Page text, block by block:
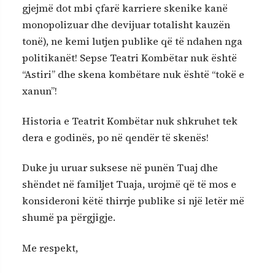
gjejmë dot mbi çfarë karriere skenike kanë
monopolizuar dhe devijuar totalisht kauzën
tonë), ne kemi lutjen publike që të ndahen nga
politikanët! Sepse Teatri Kombëtar nuk është
“Astiri” dhe skena kombëtare nuk është “tokë e
xanun”!
Historia e Teatrit Kombëtar nuk shkruhet tek
dera e godinës, po në qendër të skenës!
Duke ju uruar suksese në punën Tuaj dhe
shëndet në familjet Tuaja, urojmë që të mos e
konsideroni këtë thirrje publike si një letër më
shumë pa përgjigje.
Me respekt,